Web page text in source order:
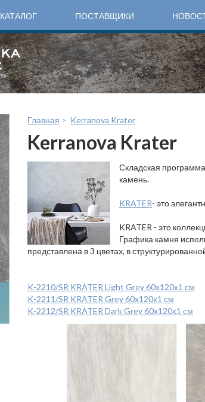
КАТАЛОГ ПОСТАВЩИКИ
Главная > Kerranova Krater
Kerranova Krater
Складская
камень.
KRATER- это
KRATER - это
Графика камня
представлена в 3 цветах, в
K-2210/SR KRATER Light Grey 60x120х1 см
K-2211/SR KRATER Grey 60x120х1 см
K-2212/SR KRATER Dark Grey 60x120х1 см